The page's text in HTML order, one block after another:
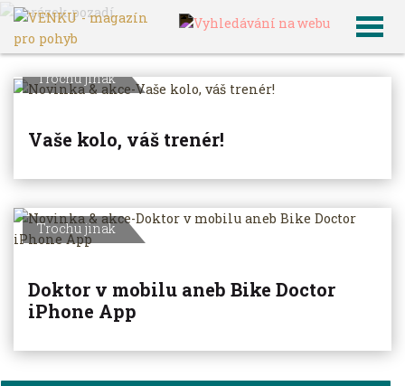
VENKU Archiv článků
Trochu jinak
Vaše kolo, váš trenér!
Trochu jinak
Doktor v mobilu aneb Bike Doctor
iPhone App